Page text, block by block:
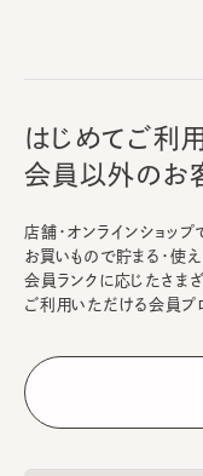
はじめてご利
会員以外のお
店舗・オンラインショップ
お買いもので貯まる・使え
会員ランクに応じたさま
ご利用いただける会員プ